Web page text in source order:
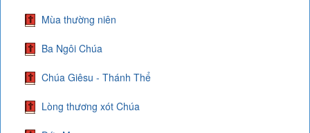
Mùa thường niên
Ba Ngôi Chúa
Chúa Giêsu - Thánh Thể
Lòng thương xót Chúa